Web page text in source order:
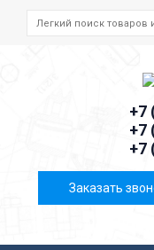
+7
+7
+7
Заказать